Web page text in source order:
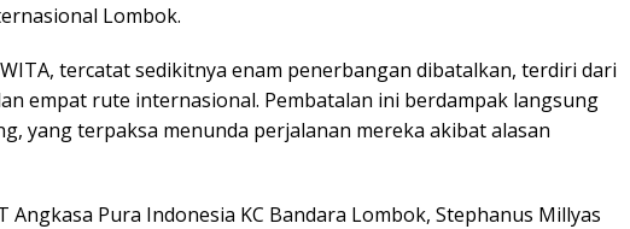
Lombok.
tercatat sedikitnya enam penerbangan dibatalkan, terdiri dari
empat rute internasional. Pembatalan ini berdampak langsung
yang terpaksa menunda perjalanan mereka akibat alasan
Angkasa Pura Indonesia KC Bandara Lombok, Stephanus Millyas